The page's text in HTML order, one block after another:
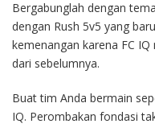
Bergabunglah dengan
dengan Rush 5v5 yang
kemenangan karena FC
dari sebelumnya.
Buat tim Anda bermain
IQ. Perombakan fondasi